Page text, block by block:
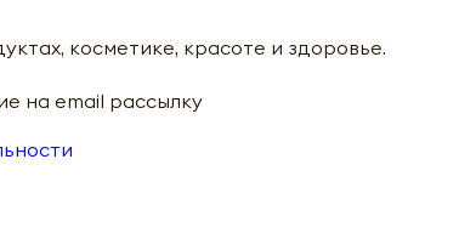
косметике, красоте и здоровье.
на email рассылку